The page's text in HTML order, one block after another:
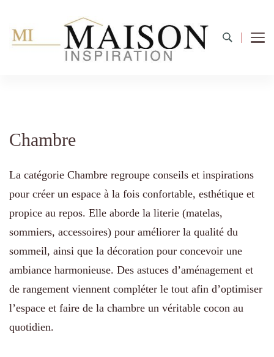
Chambre
La catégorie Chambre regroupe conseils et inspirations
pour créer un espace à la fois confortable, esthétique et
propice au repos. Elle aborde la literie (matelas,
sommiers, accessoires) pour améliorer la qualité du
sommeil, ainsi que la décoration pour concevoir une
ambiance harmonieuse. Des astuces d’aménagement et
de rangement viennent compléter le tout afin d’optimiser
l’espace et faire de la chambre un véritable cocon au
quotidien.